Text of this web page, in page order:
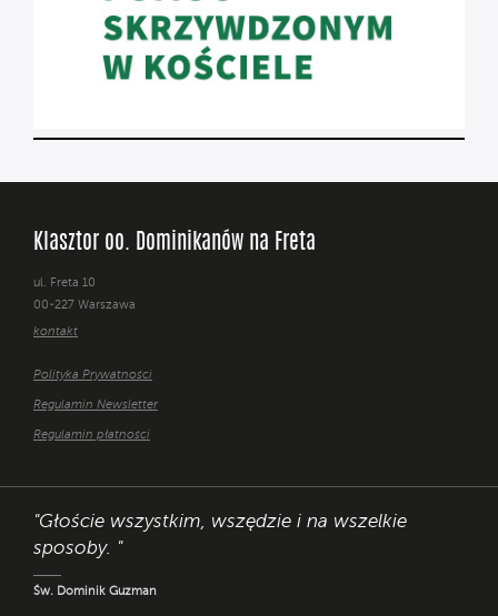
Klasztor oo. Dominikanów na Freta
ul. Freta 10
00-227 Warszawa
kontakt
Polityka Prywatności
Regulamin Newsletter
Regulamin płatności
"Głoście wszystkim, wszędzie i na wszelkie
sposoby. "
Św. Dominik Guzman